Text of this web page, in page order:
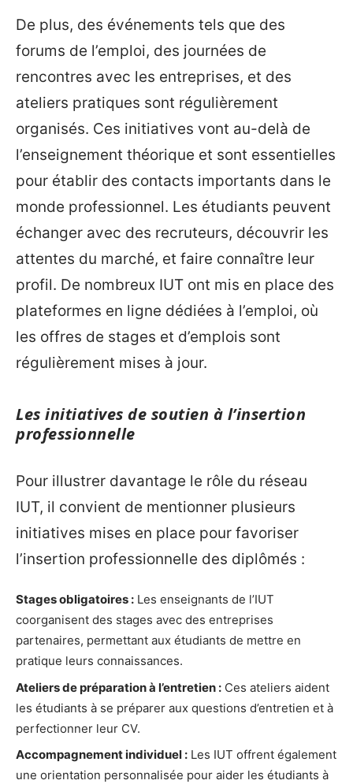
De plus, des événements tels que des
forums de l’emploi, des journées de
rencontres avec les entreprises, et des
ateliers pratiques sont régulièrement
organisés. Ces initiatives vont au-delà de
l’enseignement théorique et sont essentielles
pour établir des contacts importants dans le
monde professionnel. Les étudiants peuvent
échanger avec des recruteurs, découvrir les
attentes du marché, et faire connaître leur
profil. De nombreux IUT ont mis en place des
plateformes en ligne dédiées à l’emploi, où
les offres de stages et d’emplois sont
régulièrement mises à jour.
Les initiatives de soutien à l’insertion
professionnelle
Pour illustrer davantage le rôle du réseau
IUT, il convient de mentionner plusieurs
initiatives mises en place pour favoriser
l’insertion professionnelle des diplômés :
Stages obligatoires : Les enseignants de l’IUT
coorganisent des stages avec des entreprises
partenaires, permettant aux étudiants de mettre en
pratique leurs connaissances.
Ateliers de préparation à l’entretien : Ces ateliers aident
les étudiants à se préparer aux questions d’entretien et à
perfectionner leur CV.
Accompagnement individuel : Les IUT offrent également
une orientation personnalisée pour aider les étudiants à